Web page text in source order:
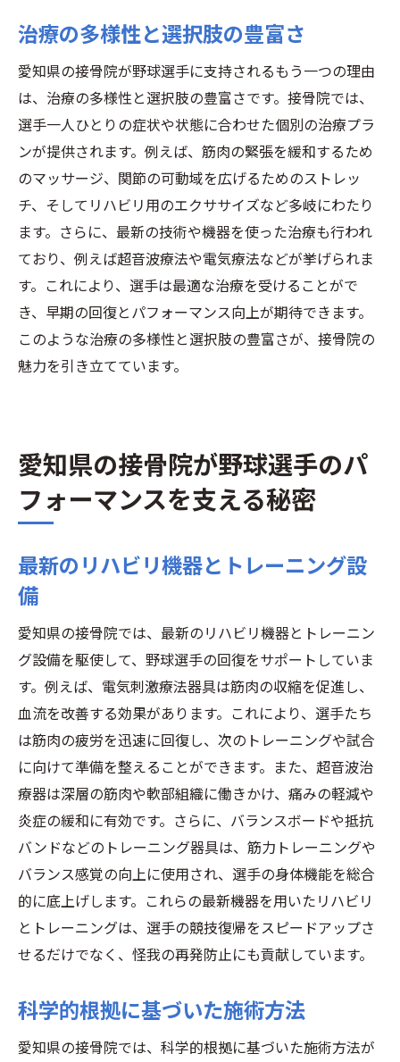
治療の多様性と選択肢の豊富さ
愛知県の接骨院が野球選手に支持されるもう一つの理由
は、治療の多様性と選択肢の豊富さです。接骨院では、
選手一人ひとりの症状や状態に合わせた個別の治療プラ
ンが提供されます。例えば、筋肉の緊張を緩和するため
のマッサージ、関節の可動域を広げるためのストレッ
チ、そしてリハビリ用のエクササイズなど多岐にわたり
ます。さらに、最新の技術や機器を使った治療も行われ
ており、例えば超音波療法や電気療法などが挙げられま
す。これにより、選手は最適な治療を受けることがで
き、早期の回復とパフォーマンス向上が期待できます。
このような治療の多様性と選択肢の豊富さが、接骨院の
魅力を引き立てています。
愛知県の接骨院が野球選手のパ
フォーマンスを支える秘密
最新のリハビリ機器とトレーニング設
備
愛知県の接骨院では、最新のリハビリ機器とトレーニン
グ設備を駆使して、野球選手の回復をサポートしていま
す。例えば、電気刺激療法器具は筋肉の収縮を促進し、
血流を改善する効果があります。これにより、選手たち
は筋肉の疲労を迅速に回復し、次のトレーニングや試合
に向けて準備を整えることができます。また、超音波治
療器は深層の筋肉や軟部組織に働きかけ、痛みの軽減や
炎症の緩和に有効です。さらに、バランスボードや抵抗
バンドなどのトレーニング器具は、筋力トレーニングや
バランス感覚の向上に使用され、選手の身体機能を総合
的に底上げします。これらの最新機器を用いたリハビリ
とトレーニングは、選手の競技復帰をスピードアップさ
せるだけでなく、怪我の再発防止にも貢献しています。
科学的根拠に基づいた施術方法
愛知県の接骨院では、科学的根拠に基づいた施術方法が